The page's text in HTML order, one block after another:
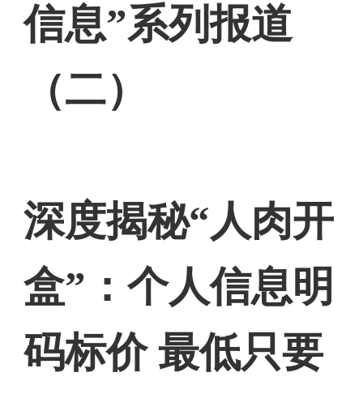
信息”系列报道
（二）
深度揭秘“人肉开
盒”：个人信息明
码标价 最低只要